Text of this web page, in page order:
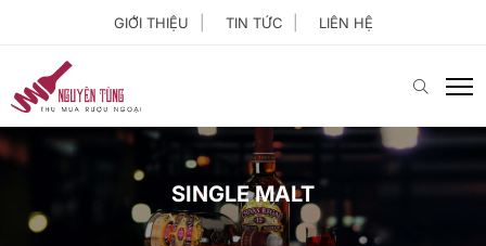
GIỚI THIỆU TIN TỨC LIÊN HỆ
SINGLE MALT